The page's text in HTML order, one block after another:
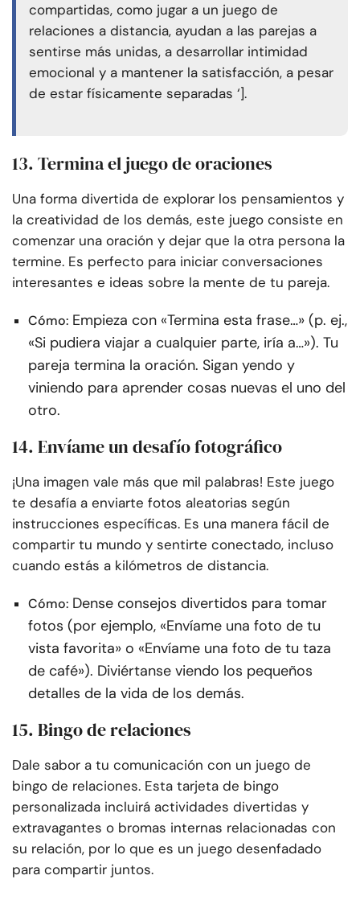
compartidas, como jugar a un juego de
relaciones a distancia, ayudan a las parejas a
sentirse más unidas, a desarrollar intimidad
emocional y a mantener la satisfacción, a pesar
de estar físicamente separadas ‘].
13. Termina el juego de oraciones
Una forma divertida de explorar los pensamientos y
la creatividad de los demás, este juego consiste en
comenzar una oración y dejar que la otra persona la
termine. Es perfecto para iniciar conversaciones
interesantes e ideas sobre la mente de tu pareja.
Cómo: Empieza con «Termina esta frase…» (p. ej.,
«Si pudiera viajar a cualquier parte, iría a…»). Tu
pareja termina la oración. Sigan yendo y
viniendo para aprender cosas nuevas el uno del
otro.
14. Envíame un desafío fotográfico
¡Una imagen vale más que mil palabras! Este juego
te desafía a enviarte fotos aleatorias según
instrucciones específicas. Es una manera fácil de
compartir tu mundo y sentirte conectado, incluso
cuando estás a kilómetros de distancia.
Cómo: Dense consejos divertidos para tomar
fotos (por ejemplo, «Envíame una foto de tu
vista favorita» o «Envíame una foto de tu taza
de café»). Diviértanse viendo los pequeños
detalles de la vida de los demás.
15. Bingo de relaciones
Dale sabor a tu comunicación con un juego de
bingo de relaciones. Esta tarjeta de bingo
personalizada incluirá actividades divertidas y
extravagantes o bromas internas relacionadas con
su relación, por lo que es un juego desenfadado
para compartir juntos.